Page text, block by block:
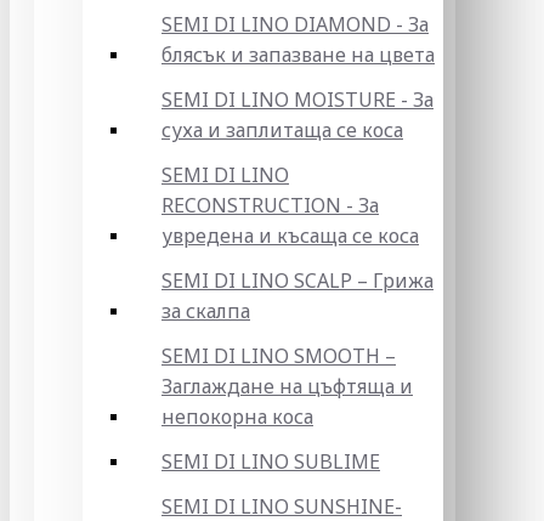
SEMI DI LINO DIAMOND - За
блясък и запазване на цвета
SEMI DI LINO MOISTURE - За
суха и заплитаща се коса
SEMI DI LINO
RECONSTRUCTION - За
увредена и късаща се коса
SEMI DI LINO SCALP – Грижа
за скалпа
SEMI DI LINO SMOOTH –
Заглаждане на цъфтяща и
непокорна коса
SEMI DI LINO SUBLIME
SEMI DI LINO SUNSHINE-